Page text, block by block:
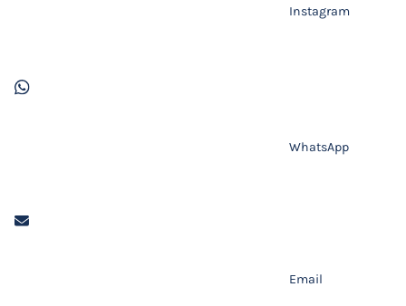
Instagram
WhatsApp
Email